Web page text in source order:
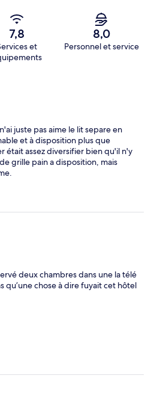
7,8
et
8,0
Personnel et service
juste pas aime le lit separe en
et à disposition plus que
était assez diversifier bien qu'il n'y
grille pain a disposition, mais
deux chambres dans une la télé
qu’une chose à dire fuyait cet hôtel